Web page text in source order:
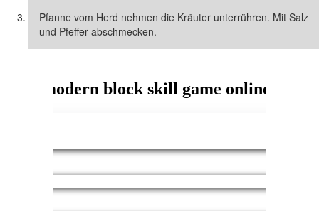
Pfanne vom Herd nehmen die Kräuter unterrühren. Mit Salz
und Pfeffer abschmecken.